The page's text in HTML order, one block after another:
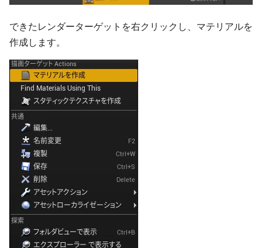
できたレンダーターゲットを右クリックし、マテリアルを
作成します。